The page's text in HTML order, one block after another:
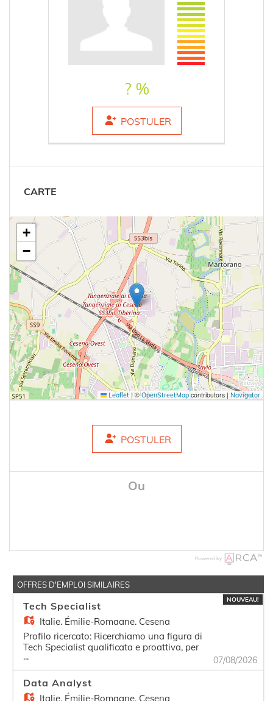
? %
POSTULER
CARTE
+
−
Leaflet |©OpenStreetMapcontributors | Navigator
POSTULER
Ou
Powered by
OFFRES D'EMPLOI SIMILAIRES
NOUVEAU!
Tech Specialist
Italie, Émilie-Romagne, Cesena
Profilo ricercato: Ricerchiamo una figura di
Tech Specialist qualificata e proattiva, per
unirsi al nostro team NOC. La persona si
dedicherà al supporto tecnico agli utenti finali,
garantendo la manutenzione e il
funzionamento delle dotazioni aziendali e
... 07/08/2026
Data Analyst
Italie, Émilie-Romagne, Cesena